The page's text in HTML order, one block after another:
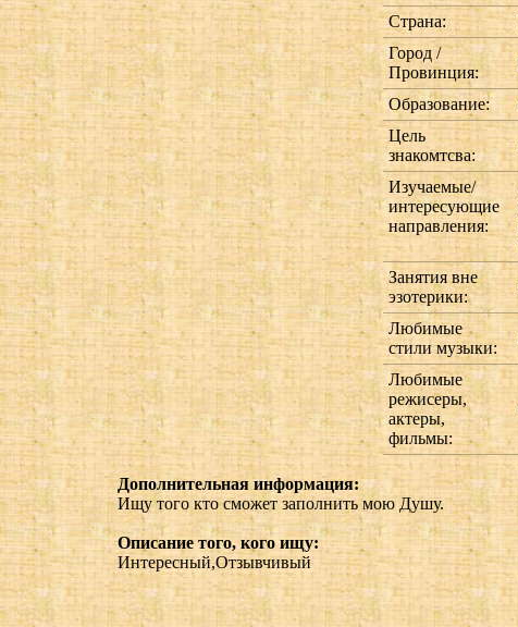
Страна:
Город /
Провинция:
Образование:
Цель
знакомтсва:
Изучаемые/
интересующие
направления:
Занятия вне
эзотерики:
Любимые
стили музыки:
Любимые
режисеры,
актеры,
фильмы:
Дополнительная информация:
Ищу того кто сможет заполнить мою Душу.
Описание того, кого ищу:
Интересный,Отзывчивый